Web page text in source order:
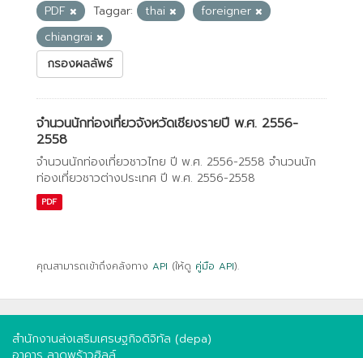
PDF
Taggar: thai
foreigner
chiangrai
กรองผลลัพธ์
จำนวนนักท่องเที่ยวจังหวัดเชียงรายปี พ.ศ. 2556-
2558
จำนวนนักท่องเที่ยวชาวไทย ปี พ.ศ. 2556-2558 จำนวนนัก
ท่องเที่ยวชาวต่างประเทศ ปี พ.ศ. 2556-2558
PDF
คุณสามารถเข้าถึงคลังทาง API (ให้ดู คู่มือ API).
สำนักงานส่งเสริมเศรษฐกิจดิจิทัล (depa)